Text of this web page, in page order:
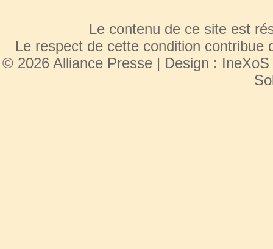
Le contenu de ce site est
Le respect de cette condition
© 2026 Alliance Presse | Design : IneXoS